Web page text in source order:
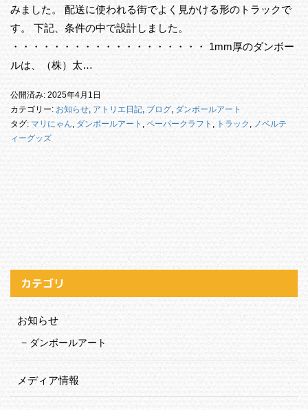
みました。 配送に使われる街でよく見かける形のトラックで
す。 下記、条件の中で設計しました。
・・・・・・・・・・・・・・・・・・・ 1mm厚のダンボー
ルは、（株）太…
公開済み: 2025年4月1日
カテゴリー: お知らせ, アトリエ日記, ブログ, ダンボールアート
タグ:マリにゃん, ダンボールアート , ペーパークラフト , トラック , ノベルテ
ィーグッズ
カテゴリ
お知らせ
ダンボールアート
メディア情報